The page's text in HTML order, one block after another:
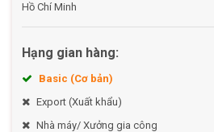
Hồ Chí Minh
Hạng gian hàng:
Basic (Cơ bản)
Export (Xuất khẩu)
Nhà máy/ Xưởng gia công